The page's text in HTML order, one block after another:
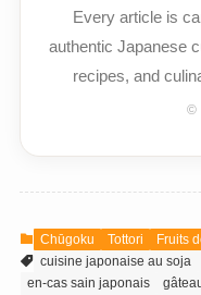
Every article is
authentic Japanese
recipes, and
©
Chūgoku Tottori
Fruits
cuisine japonaise au soja
en-cas sain japonais